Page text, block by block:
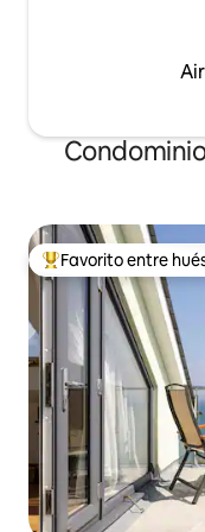
Favorito entre
Favorito entre